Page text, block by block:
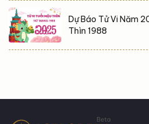
Dự Báo Tử Vi Năm
Thìn 1988